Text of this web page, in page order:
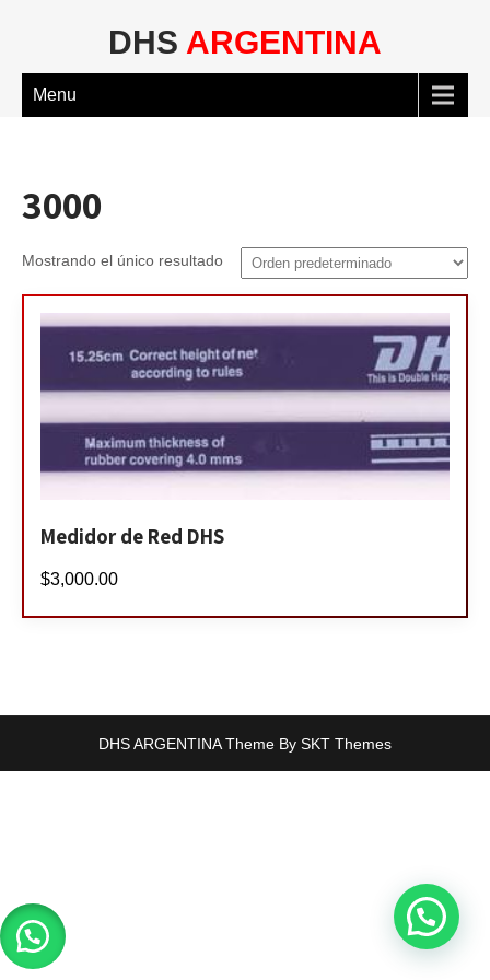
DHS ARGENTINA
Menu
3000
Mostrando el único resultado
Medidor de Red DHS
$3,000.00
DHS ARGENTINA Theme By SKT Themes